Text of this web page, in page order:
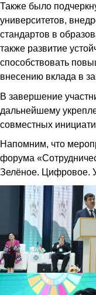
Также было
университетов,
стандартов в
также развитие
способствовать
внесению вклада в
В завершение
дальнейшему
совместных
Напомним, что
форума
Зелёное. Цифровое.